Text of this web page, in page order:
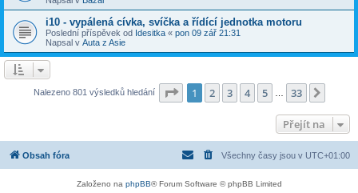
i10 - vypálená cívka, svíčka a řídící jednotka motoru
Poslední příspěvek od Idesitka « pon 09 zář 21:31
Napsal v Auta z Asie
Nalezeno 801 výsledků hledání Stránka z 33
1 2 3 4 5 33
Přejít na
Obsah fóra Všechny časy jsou v UTC+01:00
Založeno na phpBB® Forum Software © phpBB Limited